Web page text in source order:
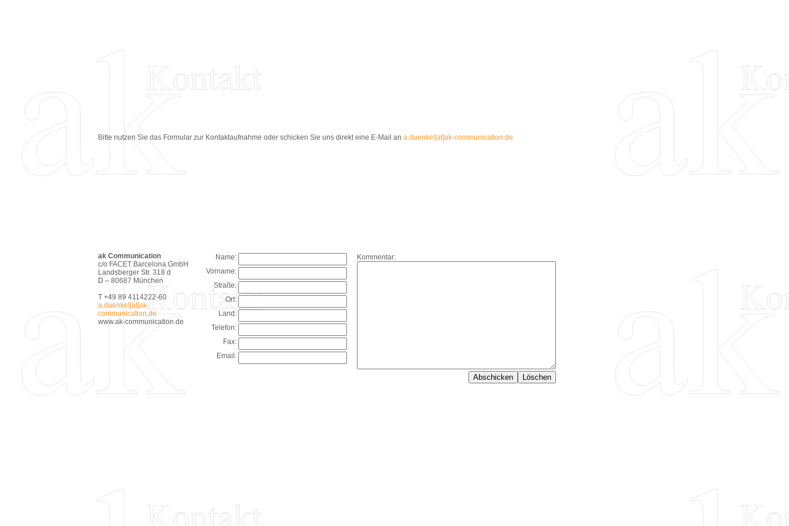
Bitte nutzen Sie das Formular zur Kontaktaufnahme oder schicken Sie uns direkt eine E-Mail an a.duenkel[at]ak-communication.de
ak Communication
c/o FACET Barcelona GmbH
Landsberger Str. 318 d
D – 80687 München
T +49 89 4114222-60
a.duenkel[at]ak-
communication.de
www.ak-communication.de
Name:
Vorname:
Straße:
Ort:
Land:
Telefon:
Fax:
Email:
Kommentar: